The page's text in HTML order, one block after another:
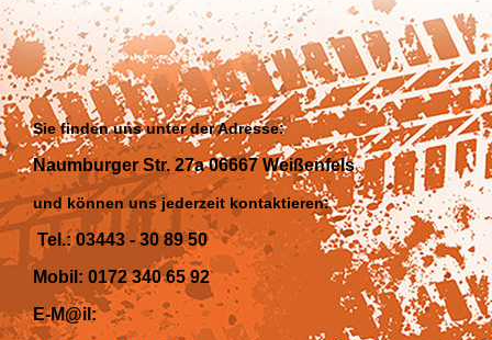
Sie finden uns unter der Adresse:
Naumburger Str. 27a 06667 Weißenfels
und können uns jederzeit kontaktieren:
Tel.: 03443 - 30 89 50
Mobil: 0172 340 65 92
E-M@il: